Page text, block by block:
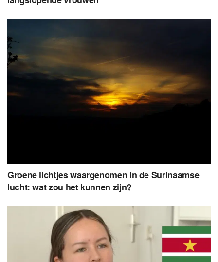
Groene lichtjes waargenomen in de Surinaamse
lucht: wat zou het kunnen zijn?